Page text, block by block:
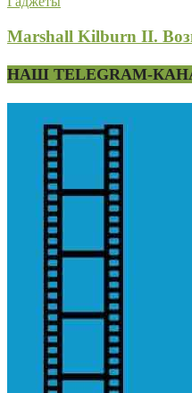
Marshall Kilburn II.
НАШ TELEGRAM-